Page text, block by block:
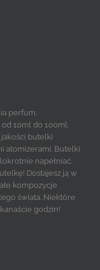
perfum.
10ml do 100ml.
butelki
atomizerami. Butelki
napełniać.
Dostajesz ją w
kompozycje
świata. Niektóre
godzin!